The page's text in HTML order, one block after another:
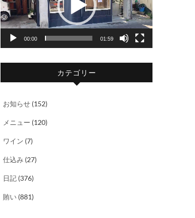
レ
ー
ヤ
00:00 01:59
カテゴリー
お知らせ (152)
メニュー (120)
ワイン (7)
仕込み (27)
日記 (376)
賄い (881)